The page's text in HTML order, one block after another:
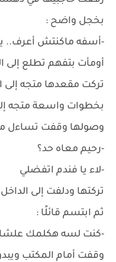
بخجل واضح :
-أسفه ماكنتش أعرف..
أومأت بتفهم تطلع إلى
تركت مقعدها متجه
بخطوات واسعة متجه
وصولها وقفت تساءل
-رحيم معاه حد؟
-لاء يا فندم اتفضلي
تركتها ودلفت إلى
ثم ابتسم قائلًا :
-كنت لسه هكلمك
وقفت أمام المكتب ويبدو